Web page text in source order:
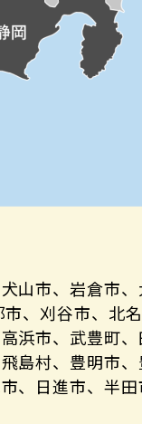
山市、岩倉市
、刈谷市、北
浜市、武豊町
島村、豊明市
、日進市、半